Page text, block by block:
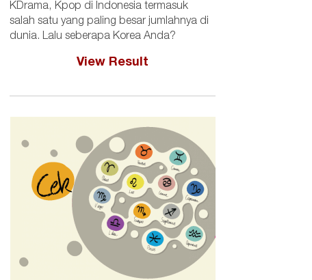
KDrama, Kpop di Indonesia termasuk
salah satu yang paling besar jumlahnya di
dunia. Lalu seberapa Korea Anda?
View Result